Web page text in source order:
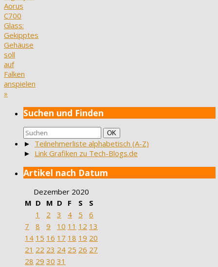
Aorus
C700
Glass:
Gekipptes
Gehäuse
soll
auf
Falken
anspielen
»
Suchen und Finden
Suchen
nach:
Suchen
OK
► Teilnehmerliste alphabetisch (A-Z)
► Link Grafiken zu Tech-Blogs.de
Artikel nach Datum
Dezember 2020
M D M D F S
S
1
2 3 4 5
6
7
8 9 10 11 12 13
14 15 16 17 18 19 20
21 22 23 24 25 26 27
28 29 30 31